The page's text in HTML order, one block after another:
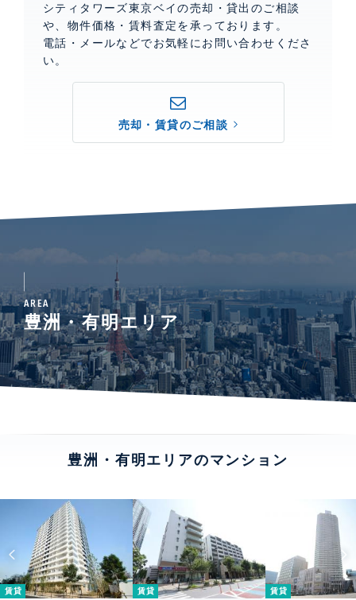
シティタワーズ東京ベイの売却・貸出のご相談
や、物件価格・賃料査定を承っております。
電話・メールなどでお気軽にお問い合わせくださ
い。
売却・賃貸のご相談
AREA
豊洲・有明エリア
豊洲・有明エリアのマンション
賃貸 賃貸 賃貸